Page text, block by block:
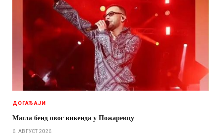
ДОГАЂАЈИ
Магла бенд овог викенда у Пожаревцу
6. АВГУСТ 2026.